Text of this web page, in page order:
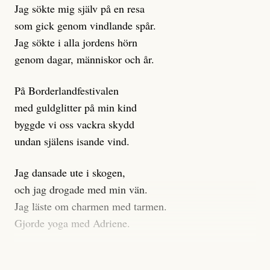
klickbete är inte intressant för Dagens ETC.
Journalistiken är låst. En klatschig men korrekt rubrik
gör förhoppningsvis att en nyfiken beställer
prenumeration, men den avslutas sekunder senare om
dessa granskningar på olika källor, alltifrån domar till
en mängd intervjupersoner, inklusive generös
möjlighet att bemöta för såväl personen vars motiv att
engagera sig i Palestinarörelsen ifrågasätts som de
grupper där Säpo-resursen samlade in uppgifter.
Researchen är grundlig.
Möjligen är det egentligen inte journalistikens metod
som stör?
Jag sökte mig själv på en resa
som gick genom vindlande spår.
Jag sökte i alla jordens hörn
genom dagar, människor och år.
På Borderlandfestivalen
med guldglitter på min kind
byggde vi oss vackra skydd
undan själens isande vind.
Jag dansade ute i skogen,
och jag drogade med min vän.
Jag läste om charmen med tarmen.
Gjorde yoga med Adriene.